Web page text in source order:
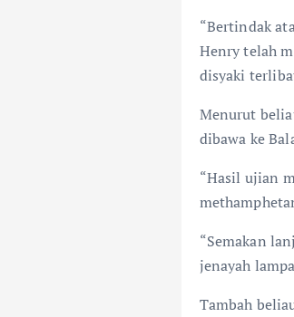
“Bertindak
Henry telah
disyaki
Menurut
dibawa ke
“Hasil ujian
“Semakan
jenayah
Tambah